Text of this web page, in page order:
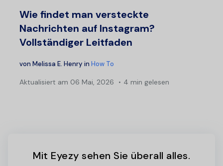
Wie findet man versteckte
Nachrichten auf Instagram?
Vollständiger Leitfaden
von Melissa E. Henry in How To
Aktualisiert am 06 Mai, 2026 4 min gelesen
Mit Eyezy sehen Sie überall alles.